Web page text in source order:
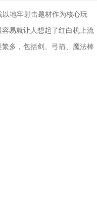
以地牢射击题材作为核心玩
容易就让人想起了红白机上流
多，包括剑、弓箭、魔法棒